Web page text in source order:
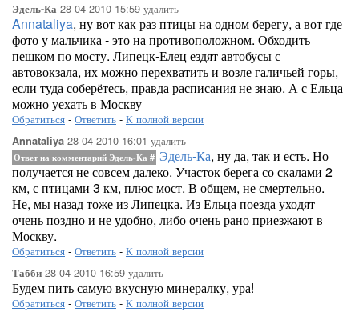
Эдель-Ка 28-04-2010-15:59 удалить
Annataliya, ну вот как раз птицы на одном берегу, а вот где
фото у мальчика - это на противоположном. Обходить
пешком по мосту. Липецк-Елец ездят автобусы с
автовокзала, их можно перехватить и возле галичьей горы,
если туда соберётесь, правда расписания не знаю. А с Ельца
можно уехать в Москву
Обратиться - Ответить - К полной версии
Annataliya 28-04-2010-16:01 удалить
Ответ на комментарий Эдель-Ка # Эдель-Ка, ну да, так и есть. Но
получается не совсем далеко. Участок берега со скалами 2
км, с птицами 3 км, плюс мост. В общем, не смертельно.
Не, мы назад тоже из Липецка. Из Ельца поезда уходят
очень поздно и не удобно, либо очень рано приезжают в
Москву.
Обратиться - Ответить - К полной версии
Табби 28-04-2010-16:59 удалить
Будем пить самую вкусную минералку, ура!
Обратиться - Ответить - К полной версии